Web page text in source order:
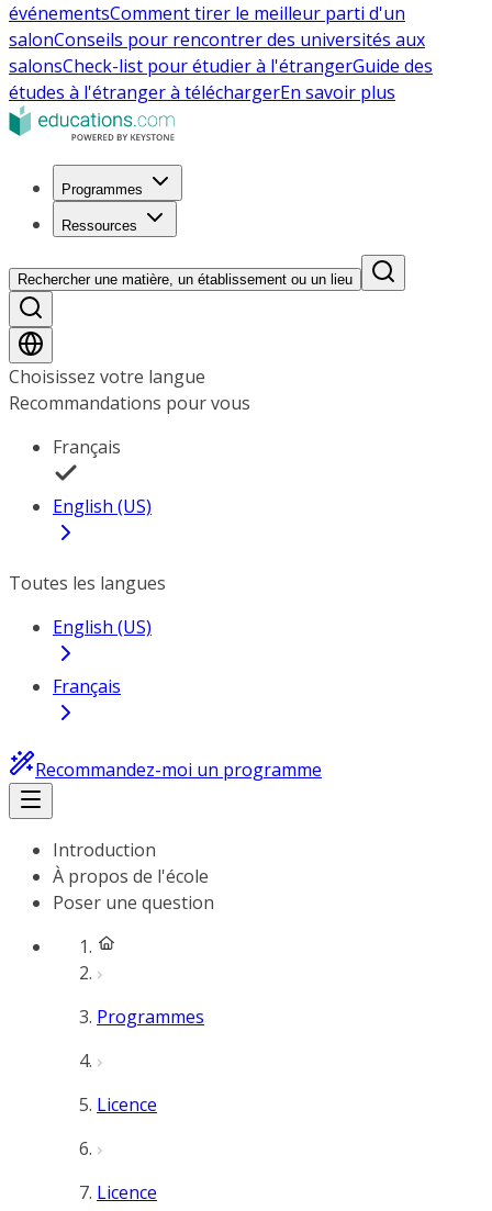
événementsComment tirer le meilleur parti d'un
salonConseils pour rencontrer des universités aux
salonsCheck-list pour étudier à l'étrangerGuide des
études à l'étranger à téléchargerEn savoir plus
Programmes
Ressources
Rechercher une matière, un établissement ou un lieu
Choisissez votre langue
Recommandations pour vous
Français
English (US)
Toutes les langues
English (US)
Français
Recommandez-moi un programme
Introduction
À propos de l'école
Poser une question
Programmes
Licence
Licence